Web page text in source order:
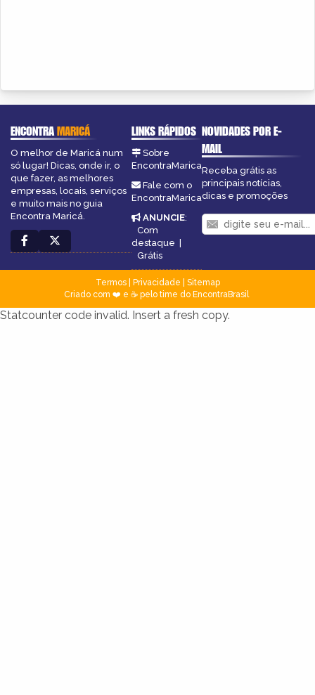
ENCONTRAMARICÁ
O melhor de Maricá num
só lugar! Dicas, onde ir, o
que fazer, as melhores
empresas, locais, serviços
e muito mais no guia
Encontra Maricá.
LINKS RÁPIDOS
Sobre
EncontraMarica
Fale com o
EncontraMarica
ANUNCIE:
Com
destaque |
Grátis
NOVIDADES POR E-
MAIL
Receba grátis as
principais notícias,
dicas e promoções
Termos| Privacidade
Sitemap
Criado com ❤️ e ☕ pelo time do EncontraBrasil
Statcounter code invalid. Insert a fresh copy.